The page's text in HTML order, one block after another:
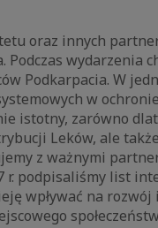
oraz innych
Podczas wydarzenia
Podkarpacia. W
w
istotny, zarówno
Leków, ale
z ważnymi
r. podpisaliśmy list
wpływać na